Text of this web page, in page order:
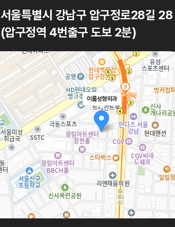
서울특별시 강남구 압구정로28길
(압구정역 4번출구 도보 2분)
이룸성형외과